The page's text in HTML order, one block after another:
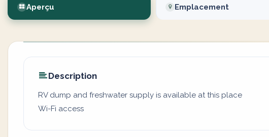
Aperçu Emplacement
Description
RV dump and freshwater supply is available at this place
Wi-Fi access